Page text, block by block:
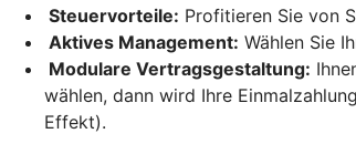
Steuervorteile: Profitieren Sie von
Aktives Management: Wählen Sie
Modulare Vertragsgestaltung:
wählen, dann wird Ihre
Effekt).